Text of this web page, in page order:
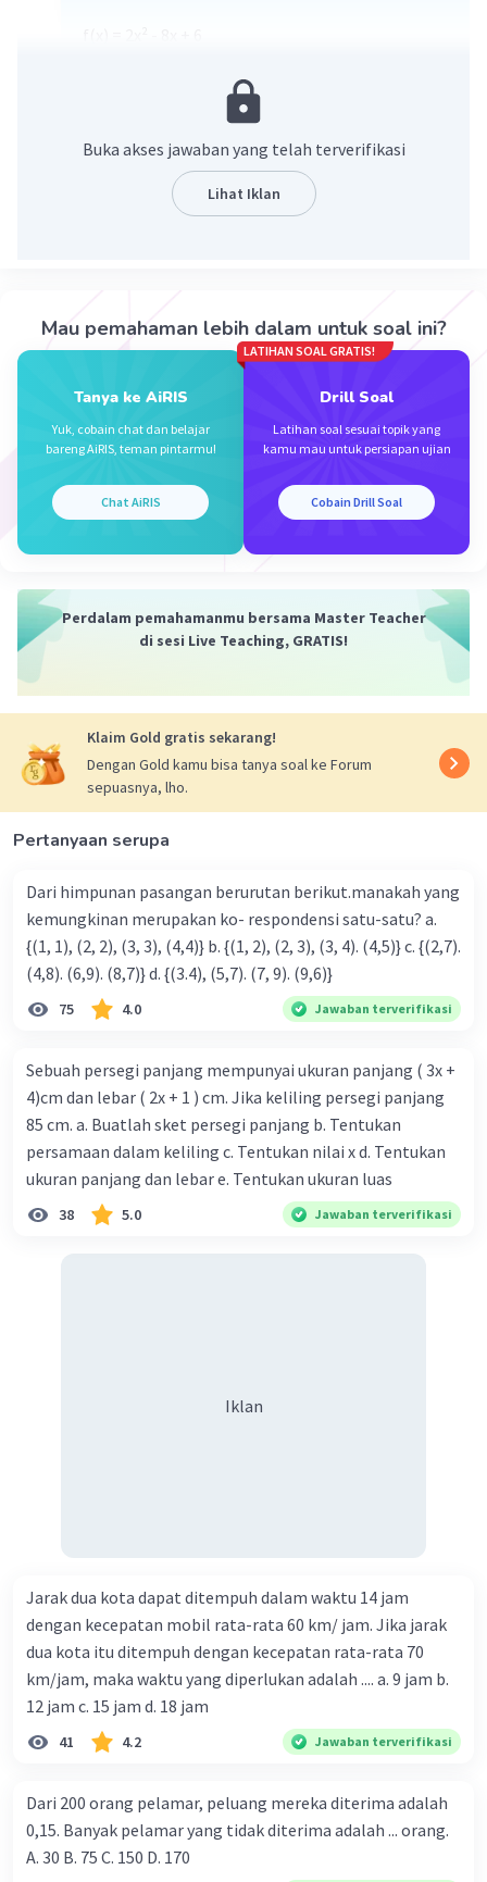
Jadi kurva memotong sumbu y di
Buka akses jawaban yang telah terverifikasi
Lihat Iklan
Mau pemahaman lebih dalam untuk soal ini?
Tanya ke AiRIS
Yuk, cobain chat dan belajar
bareng AiRIS, teman pintarmu!
Chat AiRIS
LATIHAN SOAL GRATIS!
Drill Soal
Latihan soal sesuai topik yang
kamu mau untuk persiapan ujian
Cobain Drill Soal
Perdalam pemahamanmu bersama Master Teacher
di sesi Live Teaching, GRATIS!
Klaim Gold gratis sekarang!
Dengan Gold kamu bisa tanya soal ke Forum
sepuasnya, lho.
Pertanyaan serupa
Dari himpunan pasangan berurutan berikut.manakah yang
kemungkinan merupakan ko- respondensi satu-satu? a.
{(1, 1), (2, 2), (3, 3), (4,4)} b. {(1, 2), (2, 3), (3, 4). (4,5)} c. {(2,7).
(4,8). (6,9). (8,7)} d. {(3.4), (5,7). (7, 9). (9,6)}
75 4.0 Jawaban terverifikasi
Sebuah persegi panjang mempunyai ukuran panjang ( 3x +
4)cm dan lebar ( 2x + 1 ) cm. Jika keliling persegi panjang
85 cm. a. Buatlah sket persegi panjang b. Tentukan
persamaan dalam keliling c. Tentukan nilai x d. Tentukan
ukuran panjang dan lebar e. Tentukan ukuran luas
38 5.0 Jawaban terverifikasi
Iklan
Jarak dua kota dapat ditempuh dalam waktu 14 jam
dengan kecepatan mobil rata-rata 60 km/ jam. Jika jarak
dua kota itu ditempuh dengan kecepatan rata-rata 70
km/jam, maka waktu yang diperlukan adalah .... a. 9 jam b.
12 jam c. 15 jam d. 18 jam
41 4.2 Jawaban terverifikasi
Dari 200 orang pelamar, peluang mereka diterima adalah
0,15. Banyak pelamar yang tidak diterima adalah ... orang.
A. 30 B. 75 C. 150 D. 170